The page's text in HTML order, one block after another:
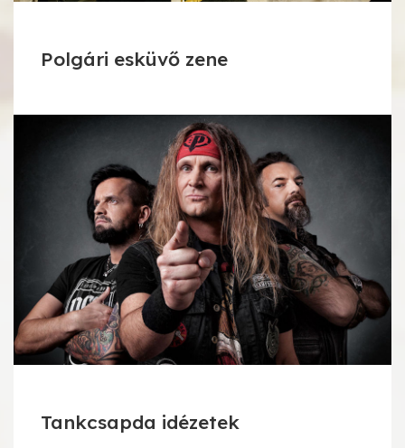
Polgári esküvő zene
Tankcsapda idézetek